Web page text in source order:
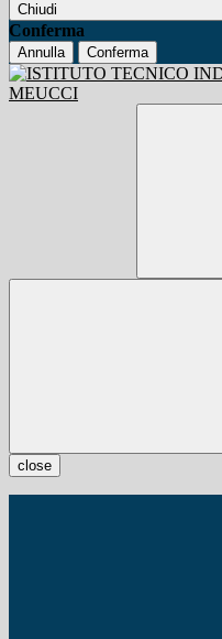
Chiudi
Conferma
Annulla Conferma
close